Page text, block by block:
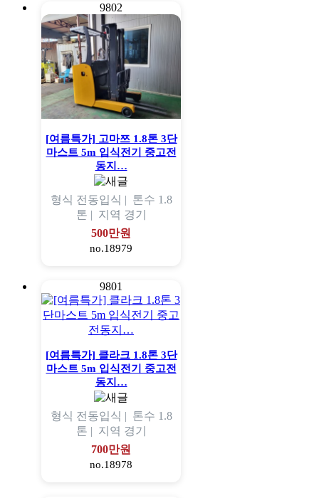
9802
[여름특가] 고마쯔 1.8톤 3단
마스트 5m 입식전기 중고전
동지…
형식 전동입식 | 톤수 1.8
톤 | 지역 경기
500만원
no.18979
9801
[여름특가] 클라크 1.8톤 3단
마스트 5m 입식전기 중고전
동지…
형식 전동입식 | 톤수 1.8
톤 | 지역 경기
700만원
no.18978